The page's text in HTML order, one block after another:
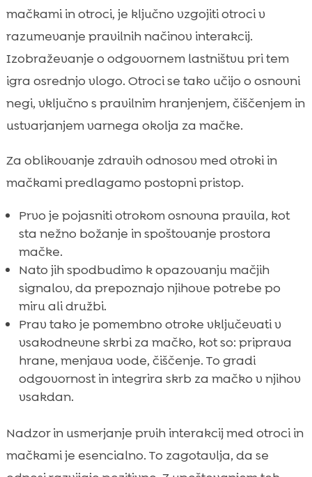
mačkami in otroci, je ključno vzgojiti otroci v
razumevanje pravilnih načinov interakcij.
Izobraževanje o odgovornem lastništvu pri tem
igra osrednjo vlogo. Otroci se tako učijo o osnovni
negi, vključno s pravilnim hranjenjem, čiščenjem in
ustvarjanjem varnega okolja za mačke.
Za oblikovanje zdravih odnosov med otroki in
mačkami predlagamo postopni pristop.
Prvo je pojasniti otrokom osnovna pravila, kot
sta nežno božanje in spoštovanje prostora
mačke.
Nato jih spodbudimo k opazovanju mačjih
signalov, da prepoznajo njihove potrebe po
miru ali družbi.
Prav tako je pomembno otroke vključevati v
vsakodnevne skrbi za mačko, kot so: priprava
hrane, menjava vode, čiščenje. To gradi
odgovornost in integrira skrb za mačko v njihov
vsakdan.
Nadzor in usmerjanje prvih interakcij med otroci in
mačkami je esencialno. To zagotavlja, da se